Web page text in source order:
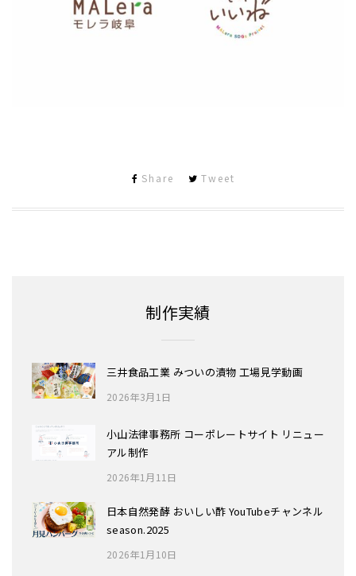
Share Tweet
制作実績
三井食品工業 みついの漬物 工場見学動画
2026年3月1日
小山法律事務所 コーポレートサイト リニュー
アル制作
2026年1月11日
日本自然発酵 おいしい酢 YouTubeチャンネル
season.2025
2026年1月10日